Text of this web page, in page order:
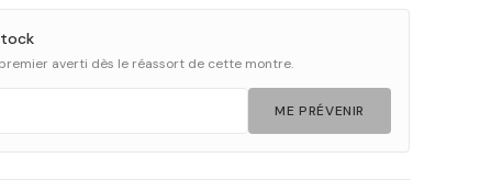
averti dès le réassort de cette montre.
ME PRÉVENIR